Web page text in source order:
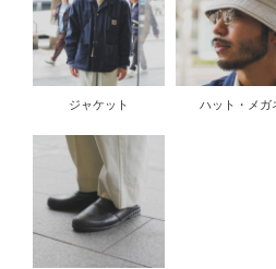
ジャケット ハット・メガ